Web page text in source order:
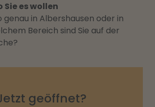
Sie es wollen
genau in Albershausen oder in
Bereich sind Sie auf der
geöffnet?